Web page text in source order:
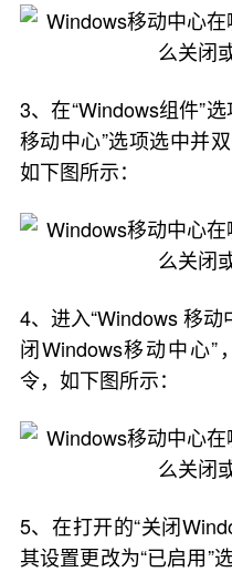
3、在“Windows组件”
移动中心”选项选中并
如下图所示：
4、进入“Windows 移动
闭Windows移动中心”
令，如下图所示：
5、在打开的“关闭
其设置更改为“已启用”